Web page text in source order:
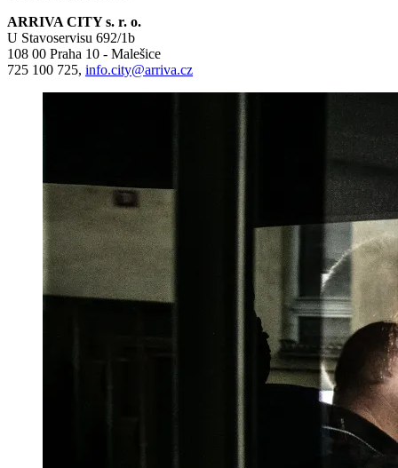
ARRIVA CITY s. r. o.
U Stavoservisu 692/1b
108 00 Praha 10 - Malešice
725 100 725, info.city@arriva.cz